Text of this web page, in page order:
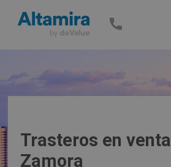
Trasteros en
Zamora